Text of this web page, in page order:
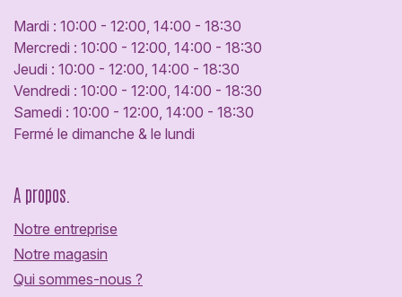
Mardi : 10:00 - 12:00, 14:00 - 18:30
Mercredi : 10:00 - 12:00, 14:00 - 18:30
Jeudi : 10:00 - 12:00, 14:00 - 18:30
Vendredi : 10:00 - 12:00, 14:00 - 18:30
Samedi : 10:00 - 12:00, 14:00 - 18:30
Fermé le dimanche & le lundi
A propos.
Notre entreprise
Notre magasin
Qui sommes-nous ?